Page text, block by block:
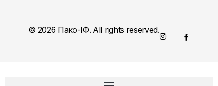
© 2026 Пако-ІФ. All rights reserved.